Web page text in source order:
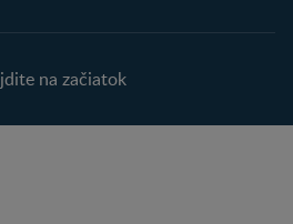
na začiatok